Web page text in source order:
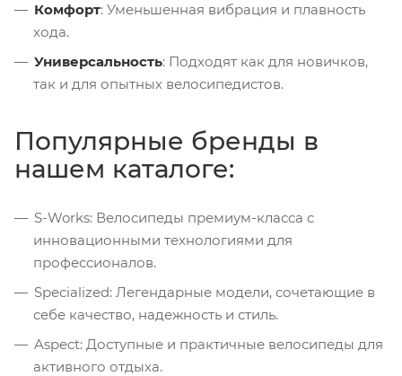
Комфорт: Уменьшенная вибрация и плавность
хода.
Универсальность: Подходят как для новичков,
так и для опытных велосипедистов.
Популярные бренды в
нашем каталоге:
S-Works: Велосипеды премиум-класса с
инновационными технологиями для
профессионалов.
Specialized: Легендарные модели, сочетающие в
себе качество, надежность и стиль.
Aspect: Доступные и практичные велосипеды для
активного отдыха.